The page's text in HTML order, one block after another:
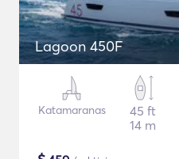
Lagoon 450F
Katamaranas
45 ft
14 m